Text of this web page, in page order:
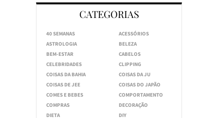
CATEGORIAS
40 SEMANAS
ACESSÓRIOS
ASTROLOGIA
BELEZA
BEM-ESTAR
CABELOS
CELEBRIDADES
CLIPPING
COISAS DA BAHIA
COISAS DA JU
COISAS DE JEE
COISAS DO JAPÃO
COMES E BEBES
COMPORTAMENTO
COMPRAS
DECORAÇÃO
DIETA
DIY